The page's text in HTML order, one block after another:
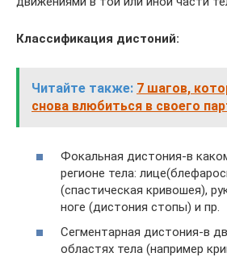
Классификация дистоний:
Читайте также: 7 шагов,
снова влюбиться в своего
Фокальная дистония-в
регионе тела:
(спастическая кривошея),
ноге (дистония стопы) и пр.
Сегментарная дистония-в
областях тела (например